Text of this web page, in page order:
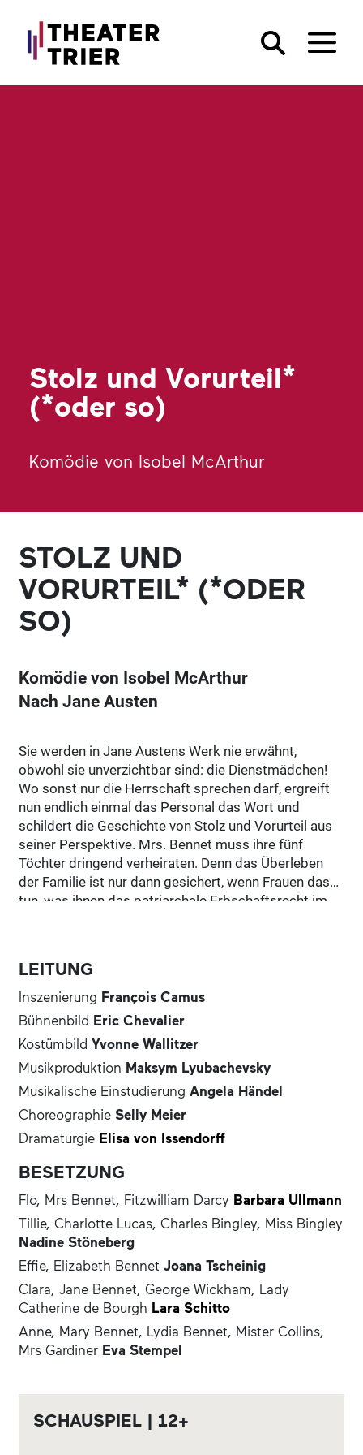
Stolz und Vorurteil*
(*oder so)
Komödie von Isobel McArthur
STOLZ UND
VORURTEIL* (*ODER
SO)
Komödie von Isobel McArthur
Nach Jane Austen
Sie werden in Jane Austens Werk nie erwähnt,
obwohl sie unverzichtbar sind: die Dienstmädchen!
Wo sonst nur die Herrschaft sprechen darf, ergreift
nun endlich einmal das Personal das Wort und
schildert die Geschichte von Stolz und Vorurteil aus
seiner Perspektive. Mrs. Bennet muss ihre fünf
Töchter dringend verheiraten. Denn das Überleben
der Familie ist nur dann gesichert, wenn Frauen das
tun, was ihnen das patriarchale Erbschaftsrecht im
Ehemann zu wählen haben. Als der wohlhabende
Charles Bingley ganz in der Nähe ein Anwesen
bezieht, wittert Mrs. Bennet die Chance, zumindest
die älteste Tochter Jane unter die Haube zu bringen.
Kurzerhand veranstaltet sie einen Ball, zu dem aber
nicht nur Mr. Bingley, sondern auch sein Freund, der
reiche und eigenwillige Mr. Darcy, erscheint, den vor
allem Elizabeth, die zweitälteste Tochter, äußerst
unsympathisch findet. Um dem Gefühlschaos dieser
altmodischen Liebesgeschichte Herr zu werden,
verleihen damit den verstaubten Emotionen wieder
neuen, modernen Ausdruck. Stolz und Vorurteil*
(*oder so) ist eine pointenreiche Erzählung über
ökonomische Abhängigkeit und Selbstbestimmung,
die von uns gar nicht so weit entfernt ist.
LEITUNG
Inszenierung François Camus
Bühnenbild Eric Chevalier
Kostümbild Yvonne Wallitzer
Musikproduktion Maksym Lyubachevsky
Musikalische Einstudierung Angela Händel
Choreographie Selly Meier
Dramaturgie Elisa von Issendorff
BESETZUNG
Flo, Mrs Bennet, Fitzwilliam Darcy Barbara Ullmann
Tillie, Charlotte Lucas, Charles Bingley, Miss Bingley
Nadine Stöneberg
Effie, Elizabeth Bennet Joana Tscheinig
Clara, Jane Bennet, George Wickham, Lady
Catherine de Bourgh Lara Schitto
Anne, Mary Bennet, Lydia Bennet, Mister Collins,
Mrs Gardiner Eva Stempel
SCHAUSPIEL | 12+